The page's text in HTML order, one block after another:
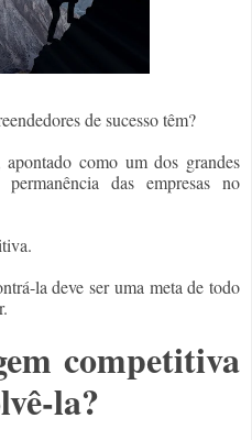
de sucesso têm?
como um dos grandes
das empresas no
la deve ser uma meta de todo
competitiva
la?